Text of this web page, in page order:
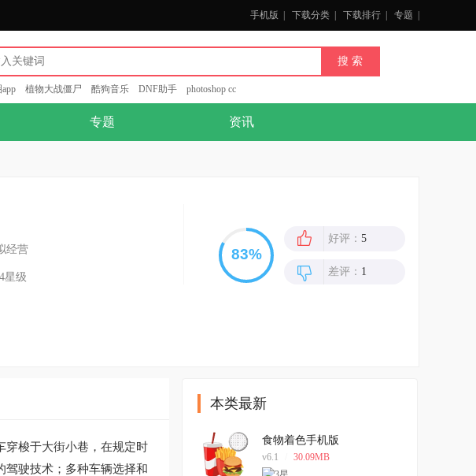
手机版 下载分类 下载排行 专题
植物大战僵尸 酷狗音乐 DNF助手 photoshop cc
专题 资讯
经营
好评： 5
差评： 1
穿梭于大街小巷，在规定时
驾驶技术；多种车辆选择和
本类最新
食物着色手机版
v6.1 30.09MB